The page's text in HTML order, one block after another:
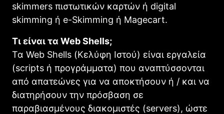
skimmers πιστωτικών καρτών ή digital
skimming ή e-Skimming ή Magecart.
Τι είναι τα Web Shells;
Τα Web Shells (Κελύφη Ιστού) είναι εργαλεία
(scripts ή προγράμματα) που αναπτύσσονται
από απατεώνες για να αποκτήσουν ή / και να
διατηρήσουν την πρόσβαση σε
παραβιασμένους διακομιστές (servers), ώστε